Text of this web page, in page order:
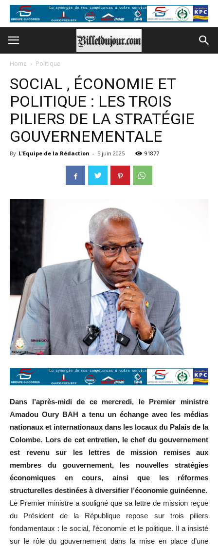
Home Politique
SOCIAL , ÉCONOMIE ET
POLITIQUE : LES TROIS
PILIERS DE LA STRATÉGIE
GOUVERNEMENTALE
By L'Equipe de la Rédaction - 5 juin 2025 91877
Dans l’après-midi de ce mercredi, le Premier ministre
Amadou Oury BAH a tenu un échange avec les médias
nationaux et internationaux dans les locaux du Palais de la
Colombe. Lors de cet entretien, le chef du gouvernement
est revenu sur les lettres de mission remises aux
membres du gouvernement, les nouvelles stratégies
économiques en cours, ainsi que les réformes
structurelles destinées à diversifier l’économie guinéenne.
Le Premier ministre a souligné que sa lettre de mission reçue
du Président de la République repose sur trois piliers
fondamentaux : le social, l’économie et le politique. Il a insisté
sur le rôle du gouvernement dans la mise en place d’une